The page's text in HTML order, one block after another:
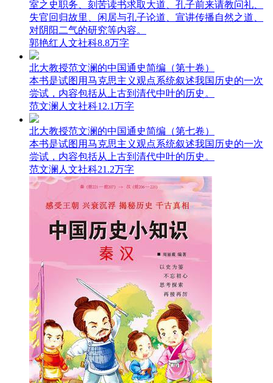
室之史职务、刻苦读书求取大道、孔子前来请教问礼、
失官回归故里、闲居与孔子论道、宣讲传播自然之道、
对阴阳二气的研究等内容。
郭艳红 人文社科8.8万字
北大教授范文澜的中国通史简编（第十卷）
本书是试图用马克思主义观点系统叙述我国历史的一次
尝试，内容包括从上古到清代中叶的历史。
范文澜 人文社科12.1万字
北大教授范文澜的中国通史简编（第七卷）
本书是试图用马克思主义观点系统叙述我国历史的一次
尝试，内容包括从上古到清代中叶的历史。
范文澜 人文社科21.2万字